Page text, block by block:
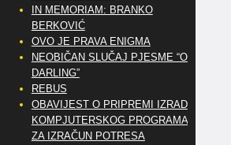
IN MEMORIAM: BRANKO
BERKOVIĆ
OVO JE PRAVA ENIGMA
NEOBIČAN SLUČAJ PJESME “OH
DARLING”
REBUS
OBAVIJEST O PRIPREMI IZRADE
KOMPJUTERSKOG PROGRAMA
ZA IZRAČUN POTRESA